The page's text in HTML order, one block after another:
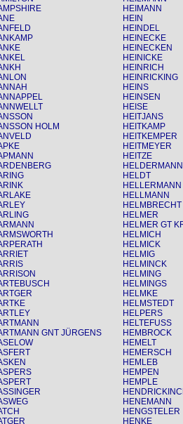
HOLM
GNT JÜRGENS
HEIMANN
HEIN
HEINDEL
HEINECKE
HEINECKEN
HEINICKE
HEINRICH
HEINRICKING
HEINS
HEINSEN
HEISE
HEITJANS
HEITKAMP
HEITKEMPER
HEITMEYER
HEITZE
HELDERMANN
HELDT
HELLERMANN
HELLMANN
HELMBRECHT
HELMER
HELMER GT
HELMICH
HELMICK
HELMIG
HELMINCK
HELMING
HELMINGS
HELMKE
HELMSTEDT
HELPERS
HELTEFUSS
HEMBROCK
HEMELT
HEMERSCH
HEMLEB
HEMPEN
HEMPLE
HENEMANN
HENGSTELER
HENKE